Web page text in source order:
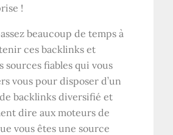
!
beaucoup de temps à
ces backlinks et
sources fiables qui vous
vous pour disposer d’un
backlinks diversifié et
dire aux moteurs de
vous êtes une source